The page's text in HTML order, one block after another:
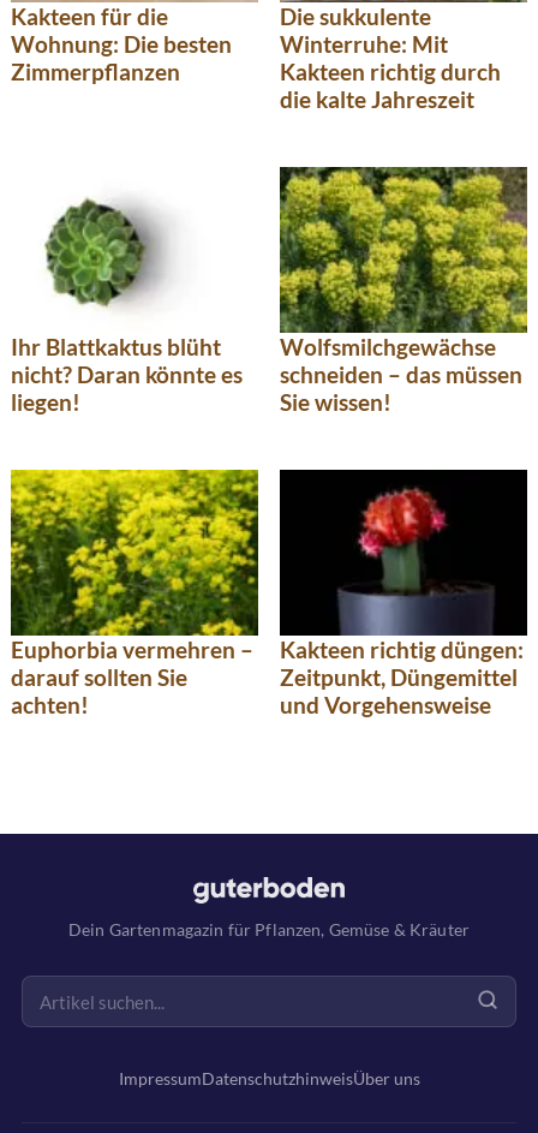
Kakteen für die
Wohnung: Die besten
Zimmerpflanzen
Die sukkulente
Winterruhe: Mit
Kakteen richtig durch
die kalte Jahreszeit
Ihr Blattkaktus blüht
nicht? Daran könnte es
liegen!
Wolfsmilchgewächse
schneiden – das müssen
Sie wissen!
Euphorbia vermehren –
darauf sollten Sie
achten!
Kakteen richtig düngen:
Zeitpunkt, Düngemittel
und Vorgehensweise
Dein Gartenmagazin für Pflanzen, Gemüse & Kräuter
ImpressumDatenschutzhinweisÜber uns